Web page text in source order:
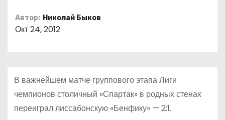
Автор: Николай Быков
Окт 24, 2012
В важнейшем матче группового этапа Лиги
чемпионов столичный «Спартак» в родных стенах
переиграл лиссабонскую «Бенфику» — 2:1.